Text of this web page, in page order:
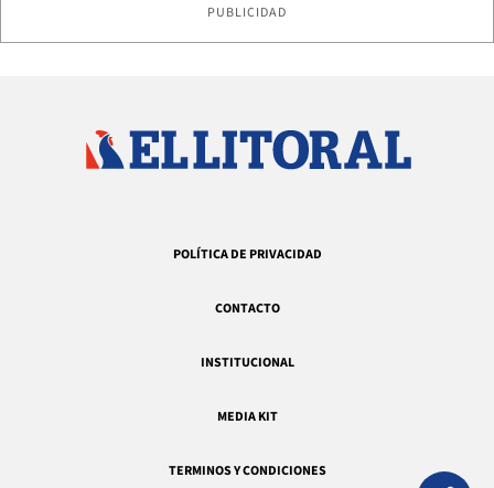
PUBLICIDAD
POLÍTICA DE PRIVACIDAD
CONTACTO
INSTITUCIONAL
MEDIA KIT
TERMINOS Y CONDICIONES